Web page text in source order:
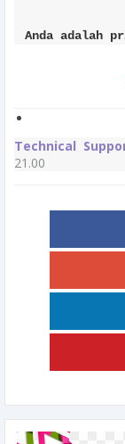
Anda adalah
Technical
21.00